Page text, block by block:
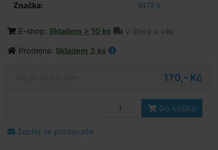
Značka: INTEX
E-shop: Skladem > 10 ks
v úterý u vás
Prodejna: Skladem 3 ks
170,- Kč
Do košíku
Zeptej se prodavače